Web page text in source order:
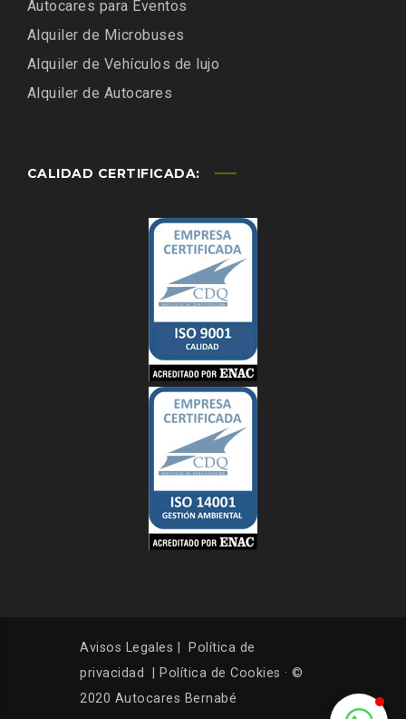
Autocares para Eventos
Alquiler de Microbuses
Alquiler de Vehículos de lujo
Alquiler de Autocares
CALIDAD CERTIFICADA:
Avisos Legales
Política de
privacidad
Política de Cookies · ©
2020 Autocares Bernabé